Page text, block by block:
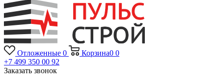
Отложенные 0 Корзина0 0
+7 499 350 00 92
Заказать звонок